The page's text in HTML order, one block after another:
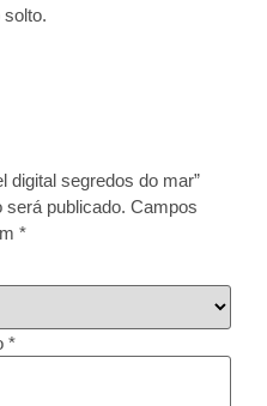
digital segredos do mar”
será publicado. Campos
*
*